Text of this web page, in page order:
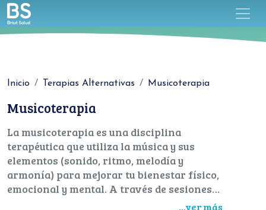
Inicio Terapias Alternativas Musicoterapia
Musicoterapia
La musicoterapia es una disciplina
terapéutica que utiliza la música y sus
elementos (sonido, ritmo, melodía y
armonía) para mejorar tu bienestar físico,
emocional y mental. A través de sesiones
personalizadas con profesionales expertos,
...ver más